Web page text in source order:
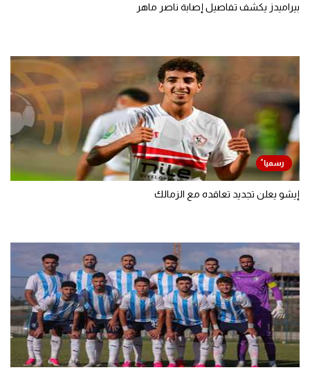
بيراميدز يكشف تفاصيل إصابة ناصر ماهر
إيشو يعلن تجديد تعاقده مع الزمالك